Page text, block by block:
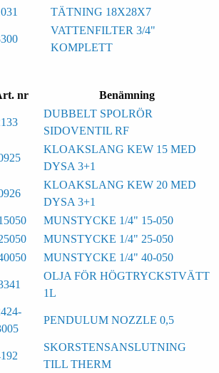
TÄTNING 18X28X7
VATTENFILTER 3/4"
KOMPLETT
nr Benämning
DUBBELT SPOLRÖR
SIDOVENTIL RF
KLOAKSLANG KEW 15 MED
DYSA 3+1
KLOAKSLANG KEW 20 MED
DYSA 3+1
MUNSTYCKE 1/4" 15-050
MUNSTYCKE 1/4" 25-050
MUNSTYCKE 1/4" 40-050
OLJA FÖR HÖGTRYCKSTVÄTT
1L
PENDULUM NOZZLE 0,5
SKORSTENSANSLUTNING
TILL THERM